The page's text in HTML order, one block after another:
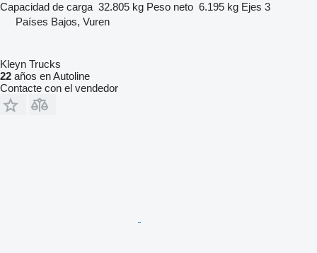
Capacidad de carga 32.805 kg Peso neto 6.195 kg Ejes 3
Países Bajos, Vuren
Kleyn Trucks
22 años en Autoline
Contacte con el vendedor